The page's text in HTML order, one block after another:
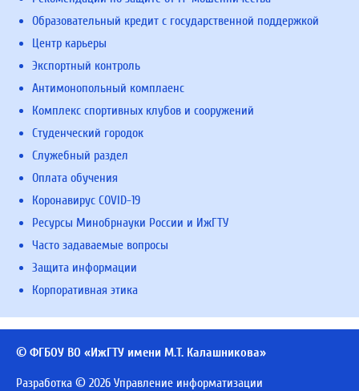
Образовательный кредит с государственной поддержкой
Центр карьеры
Экспортный контроль
Антимонопольный комплаенс
Комплекс спортивных клубов и сооружений
Студенческий городок
Служебный раздел
Оплата обучения
Коронавирус COVID-19
Ресурсы Минобрнауки России и ИжГТУ
Часто задаваемые вопросы
Защита информации
Корпоративная этика
© ФГБОУ ВО «ИжГТУ имени М.Т. Калашникова»
Разработка © 2026 Управление информатизации